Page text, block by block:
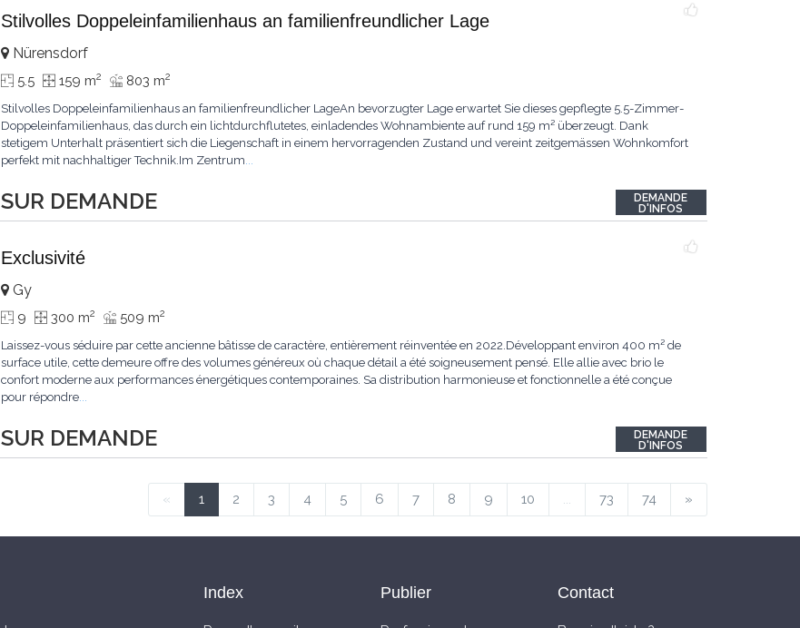
Stilvolles Doppeleinfamilienhaus an familienfreundlicher Lage
SUR DEMANDE
Nürensdorf
5.5 159 m2 803 m2
Stilvolles Doppeleinfamilienhaus an familienfreundlicher LageAn bevorzugter Lage erwartet Sie dieses gepflegte 5.5-Zimmer-
Doppeleinfamilienhaus, das durch ein lichtdurchflutetes, einladendes Wohnambiente auf rund 159 m² überzeugt. Dank
stetigem Unterhalt präsentiert sich die Liegenschaft in einem hervorragenden Zustand und vereint zeitgemässen Wohnkomfort
perfekt mit nachhaltiger Technik.Im Zentrum...
DEMANDE
D'INFOS
Exclusivité
SUR DEMANDE
Gy
9 300 m2 509 m2
Laissez-vous séduire par cette ancienne bâtisse de caractère, entièrement réinventée en 2022.Développant environ 400 m² de
surface utile, cette demeure offre des volumes généreux où chaque détail a été soigneusement pensé. Elle allie avec brio le
confort moderne aux performances énergétiques contemporaines. Sa distribution harmonieuse et fonctionnelle a été conçue
pour répondre...
DEMANDE
D'INFOS
« 1 2 3 4 5 6 7 8 9 10 ... 73 74 »
Index Publier Contact